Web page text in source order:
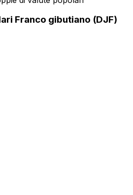
Franco gibutiano (DJF)